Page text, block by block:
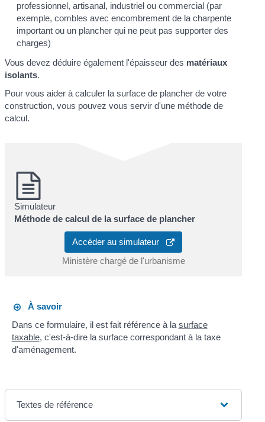
professionnel, artisanal, industriel ou commercial (par
exemple, combles avec encombrement de la charpente
important ou un plancher qui ne peut pas supporter des
charges)
Vous devez déduire également l'épaisseur des matériaux
isolants.
Pour vous aider à calculer la surface de plancher de votre
construction, vous pouvez vous servir d'une méthode de
calcul.
Simulateur
Méthode de calcul de la surface de plancher
Accéder au simulateur
Ministère chargé de l'urbanisme
À savoir
Dans ce formulaire, il est fait référence à la surface
taxable, c'est-à-dire la surface correspondant à la taxe
d'aménagement.
Textes de référence